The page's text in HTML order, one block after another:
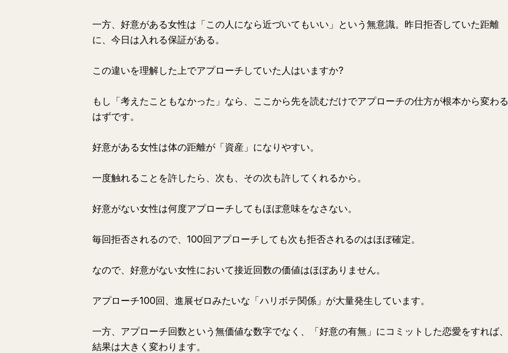
一方、好意がある女性は「この人になら近づいてもいい」という無意識。昨日拒否していた距離
に、今日は入れる保証がある。
この違いを理解した上でアプローチしていた人はいますか?
もし「考えたこともなかった」なら、ここから先を読むだけでアプローチの仕方が根本から変わる
はずです。
好意がある女性は体の距離が「資産」になりやすい。
一度触れることを許したら、次も、その次も許してくれるから。
好意がない女性は何度アプローチしてもほぼ意味をなさない。
毎回拒否されるので、100回アプローチしても次も拒否されるのはほぼ確定。
なので、好意がない女性において接近回数の価値はほぼありません。
アプローチ100回、進展ゼロみたいな「ハリボテ関係」が大量発生しています。
一方、アプローチ回数という無価値な数字でなく、「好意の有無」にコミットした恋愛をすれば、
結果は大きく変わります。